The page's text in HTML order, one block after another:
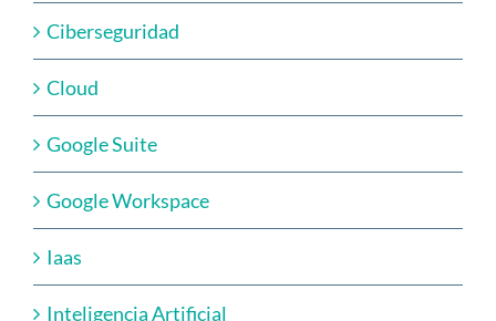
Ciberseguridad
Cloud
Google Suite
Google Workspace
Iaas
Inteligencia Artificial